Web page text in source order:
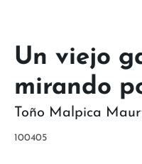
100405
Toño Malpica
Un viejo
mirando